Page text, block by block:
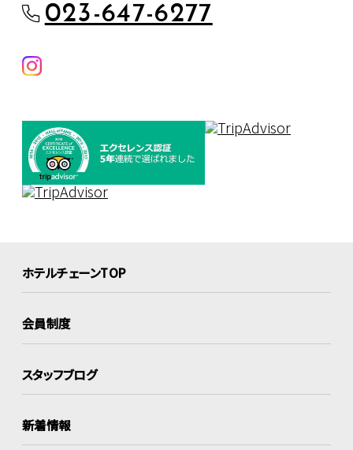
023-647-6277
ホテルチェーンTOP
会員制度
スタッフブログ
新着情報